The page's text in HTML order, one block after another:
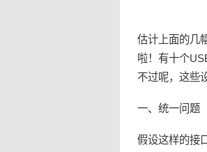
估计上面的几
啦！有十个
不过呢，这些
一、统一问题
假设这样的接